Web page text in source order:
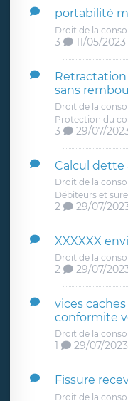
portabilité
Droit de la
3 11/05/2023
sans
Droit de la
Protection du
3 29/07/
Calcul dette
Droit de la
Débiteurs et
2 29/07/
XXXXXX
Droit de la
2 29/07/
vices
conformite
Droit de la
1 29/07/2023
Fissure
Droit de la